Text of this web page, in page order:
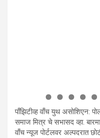
पाँझिटीव्ह वाँच युथ असाेशिएन:
समाज मित्र चे सभासद व्हा.
वाँच न्यूज पाेर्टलवर अल्पदरात